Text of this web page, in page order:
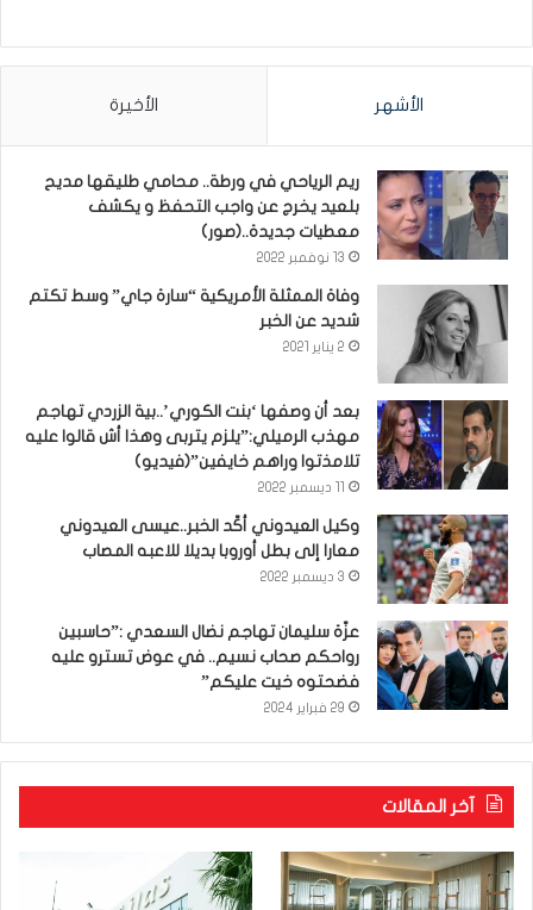
الأشهر الأخيرة
ريم الرياحي في ورطة.. محامي طليقها مديح
بلعيد يخرج عن واجب التحفظ و يكشف
معطيات جديدة..(صور)
13 نوفمبر 2022
وفاة الممثلة الأمريكية “سارة جاي” وسط تكتم
شديد عن الخبر
2 يناير 2021
بعد أن وصفها ‘بنت الكوري’..بية الزردي تهاجم
مهذب الرميلي:”يلزم يتربى وهذا أش قالوا عليه
تلامذتوا وراهم خايفين”(فيديو)
وكيل العيدوني أكّد الخبر..عيسى العيدوني
معارا إلى بطل أوروبا بديلا للاعبه المصاب
3 ديسمبر 2022
عزّة سليمان تهاجم نضال السعدي :”حاسبين
رواحكم صحاب نسيم.. في عوض تسترو عليه
فضحتوه خيت عليكم”
29 فبراير 2024
آخر المقالات